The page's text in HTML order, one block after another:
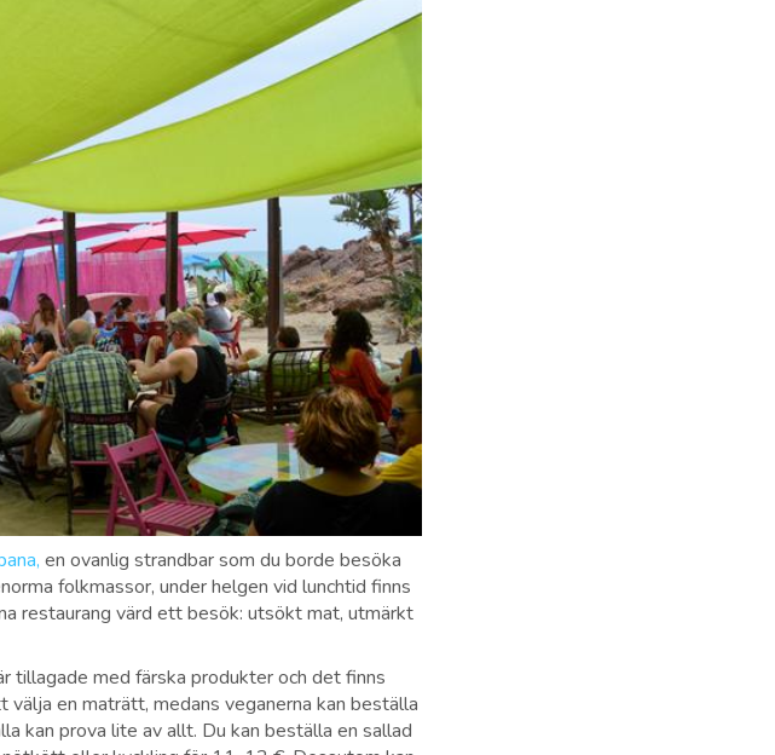
en ovanlig strandbar som du borde besöka
folkmassor, under helgen vid lunchtid finns
restaurang värd ett besök: utsökt mat, utmärkt
tillagade med färska produkter och det finns
en maträtt, medans veganerna kan beställa
kan prova lite av allt. Du kan beställa en sallad